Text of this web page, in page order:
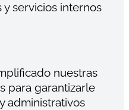
servicios internos
nuestras
para garantizarle
administrativos